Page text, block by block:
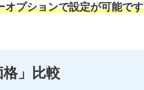
プションで設定が可能です
」比較